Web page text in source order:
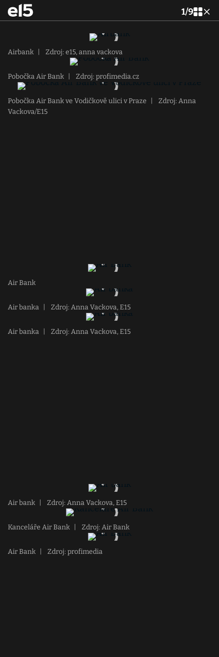
1/9
Airbank Zdroj: e15, anna vackova
Pobočka Air Bank Zdroj: profimedia.cz
Pobočka Air Bank ve Vodičkově ulici v Praze
Zdroj: Anna
Vackova/E15
Air Bank
Air banka Zdroj: Anna Vackova, E15
Air banka Zdroj: Anna Vackova, E15
Air bank Zdroj: Anna Vackova, E15
Kanceláře Air Bank Zdroj: Air Bank
Air Bank Zdroj: profimedia